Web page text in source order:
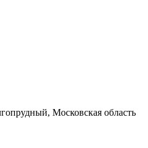
Московская область